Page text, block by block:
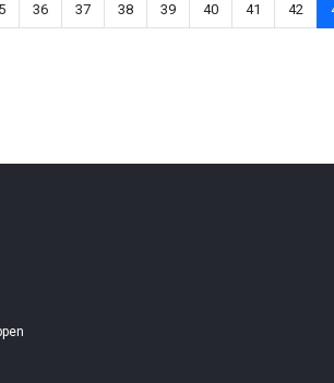
36 37 38 39 40 41 42